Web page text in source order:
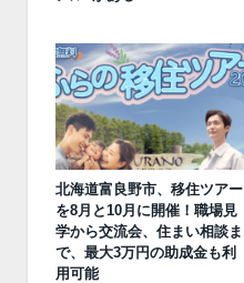
北海道富良野市、移住ツアー
を8月と10月に開催！職場見
学から交流会、住まい相談ま
で、最大3万円の助成金も利
用可能